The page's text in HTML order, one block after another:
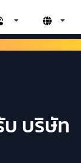
บ บริษัท